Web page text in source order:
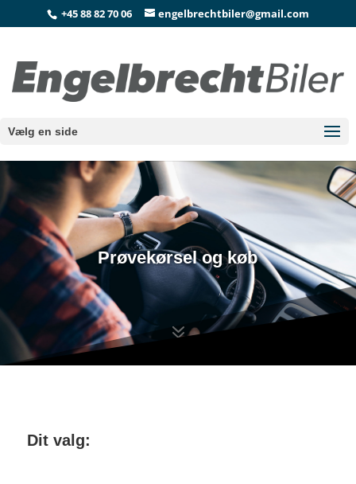
+45 88 82 70 06 engelbrechtbiler@gmail.com
Vælg en side
Prøvekørsel og køb
7
Dit valg: